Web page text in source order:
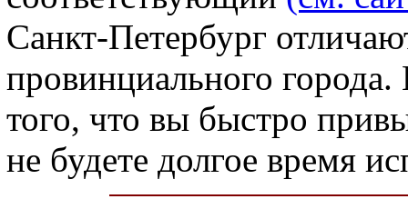
Санкт-Петербург
провинциального города.
того, что вы быстро
не будете долгое время